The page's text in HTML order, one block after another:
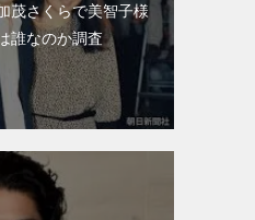
茂さくらで美智子様
誰なのか調査